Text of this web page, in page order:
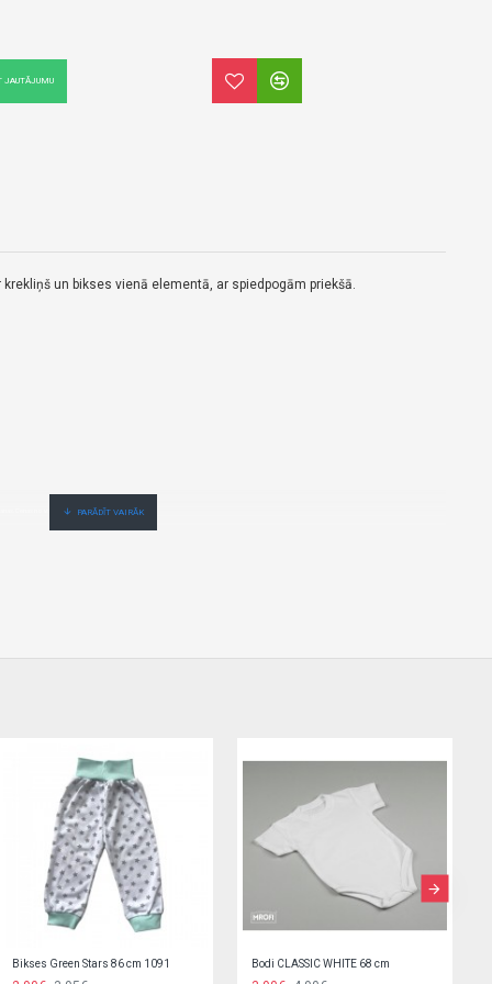
JAUTĀJUMU
un bikses vienā elementā, ar spiedpogām priekšā.
no vairumtirgotāja.
Bodijs ar īsām pied. 68 cm Beige (746)